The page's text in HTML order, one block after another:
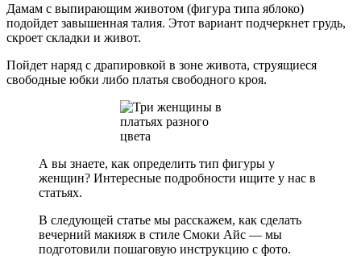
Дамам с выпирающим животом (фигура типа яблоко)
подойдет завышенная талия. Этот вариант подчеркнет грудь,
скроет складки и живот.
Пойдет наряд с драпировкой в зоне живота, струящиеся
свободные юбки либо платья свободного кроя.
А вы знаете, как определить тип фигуры у
женщин? Интересные подробности ищите у нас в
статьях.
В следующей статье мы расскажем, как сделать
вечерний макияж в стиле Смоки Айс — мы
подготовили пошаговую инструкцию с фото.